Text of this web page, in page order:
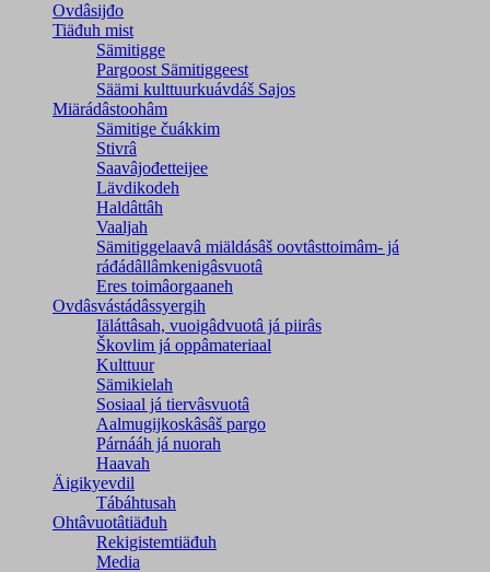
Ovdâsijđo
Tiäđuh mist
Sämitigge
Pargoost Sämitiggeest
Säämi kulttuurkuávdáš Sajos
Miärádâstoohâm
Sämitige čuákkim
Stivrâ
Saavâjođetteijee
Lävdikodeh
Haldâttâh
Vaaljah
Sämitiggelaavâ miäldásâš oovtâsttoimâm- já
ráđádâllâmkenigâsvuotâ
Eres toimâorgaaneh
Ovdâsvástádâssyergih
Iäláttâsah, vuoigâdvuotâ já piirâs
Škovlim já oppâmateriaal
Kulttuur
Sämikielah
Sosiaal já tiervâsvuotâ
Aalmugijkoskâsâš pargo
Párnááh já nuorah
Haavah
Äigikyevdil
Tábáhtusah
Ohtâvuotâtiäđuh
Rekigistemtiäđuh
Media